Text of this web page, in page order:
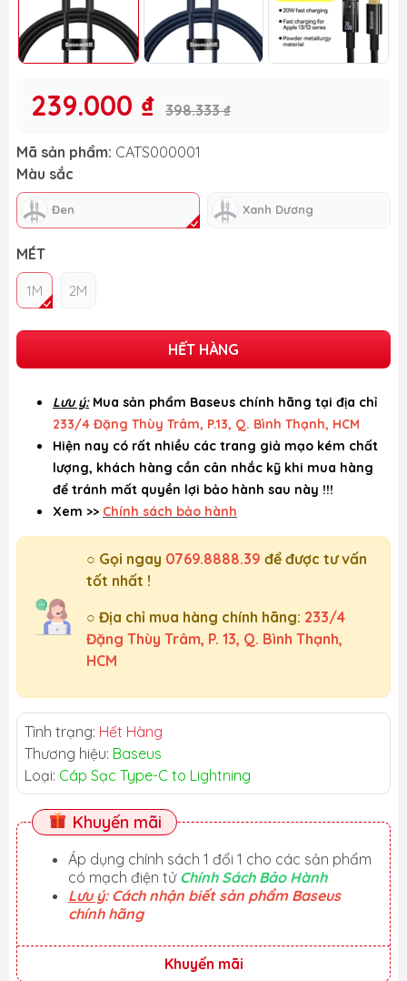
239.000 ₫ 398.333 ₫
Mã sản phẩm: CATS000001
Màu sắc
Đen Xanh Dương
MÉT
1M 2M
HẾT HÀNG
Lưu ý: Mua sản phẩm Baseus chính hãng tại địa chỉ
233/4 Đặng Thùy Trâm, P.13, Q. Bình Thạnh, HCM
Hiện nay có rất nhiều các trang giả mạo kém chất
lượng, khách hàng cần cân nhắc kỹ khi mua hàng
để tránh mất quyền lợi bảo hành sau này !!!
Xem >> Chính sách bảo hành
○ Gọi ngay 0769.8888.39 để được tư vấn
tốt nhất !
○ Địa chỉ mua hàng chính hãng: 233/4
Đặng Thùy Trâm, P. 13, Q. Bình Thạnh,
HCM
Tình trạng: Hết Hàng
Thương hiệu: Baseus
Loại: Cáp Sạc Type-C to Lightning
Khuyến mãi
Áp dụng chính sách 1 đổi 1 cho các sản phẩm
có mạch điện tử Chính Sách Bảo Hành
Lưu ý: Cách nhận biết sản phẩm Baseus
chính hãng
Khuyến mãi